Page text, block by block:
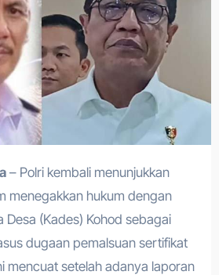
– Polri kembali menunjukkan
menegakkan hukum dengan
Desa (Kades) Kohod sebagai
dugaan pemalsuan sertifikat
mencuat setelah adanya laporan